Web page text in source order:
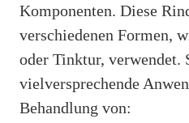
Komponenten. Diese
verschiedenen Formen,
oder Tinktur, verwendet.
vielversprechende
Behandlung von: